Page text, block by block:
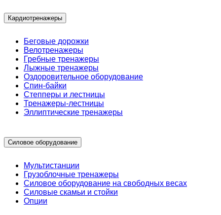
Кардиотренажеры
Беговые дорожки
Велотренажеры
Гребные тренажеры
Лыжные тренажеры
Оздоровительное оборудование
Спин-байки
Степперы и лестницы
Тренажеры-лестницы
Эллиптические тренажеры
Силовое оборудование
Мультистанции
Грузоблочные тренажеры
Силовое оборудование на свободных весах
Силовые скамьи и стойки
Опции